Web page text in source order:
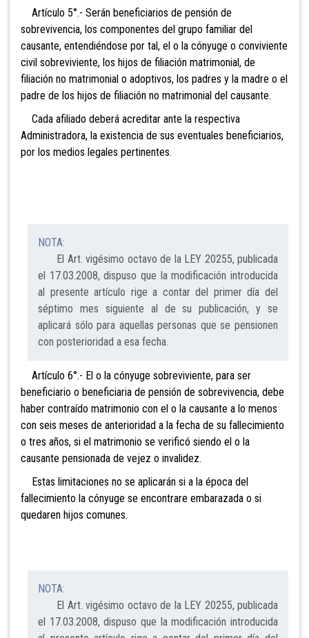
Artículo 5°.- Serán beneficiarios de pensión de
sobrevivencia, los componentes del grupo familiar del
causante, entendiéndose por tal, el o la cónyuge o conviviente
civil sobreviviente, los hijos de filiación matrimonial, de
filiación no matrimonial o adoptivos, los padres y la madre o el
padre de los hijos de filiación no matrimonial del causante.
Cada afiliado deberá acreditar ante la respectiva
Administradora, la existencia de sus eventuales beneficiarios,
por los medios legales pertinentes.
NOTA:
El Art. vigésimo octavo de la LEY 20255, publicada
el 17.03.2008, dispuso que la modificación introducida
al presente artículo rige a contar del primer día del
séptimo mes siguiente al de su publicación, y se
aplicará sólo para aquellas personas que se pensionen
con posterioridad a esa fecha.
Artículo 6°.- El o la cónyuge sobreviviente, para ser
beneficiario o beneficiaria de pensión de sobrevivencia, debe
haber contraído matrimonio con el o la causante a lo menos
con seis meses de anterioridad a la fecha de su fallecimiento
o tres años, si el matrimonio se verificó siendo el o la
causante pensionada de vejez o invalidez.
Estas limitaciones no se aplicarán si a la época del
fallecimiento la cónyuge se encontrare embarazada o si
quedaren hijos comunes.
NOTA:
El Art. vigésimo octavo de la LEY 20255, publicada
el 17.03.2008, dispuso que la modificación introducida